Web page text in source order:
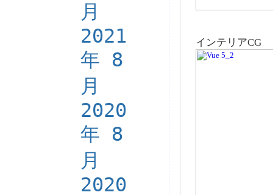
月
2021
年 8
月
2020
年 8
月
2020
インテリアCG